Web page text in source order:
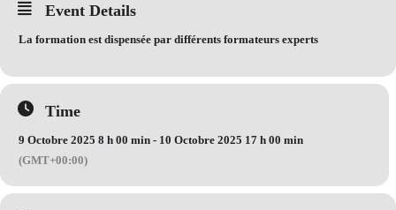
Event Details
La formation est dispensée par différents formateurs experts
Time
9 Octobre 2025 8 h 00 min - 10 Octobre 2025 17 h 00 min
(GMT+00:00)